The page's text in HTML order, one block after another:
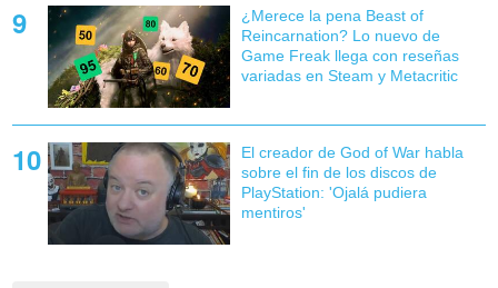
¿Merece la pena Beast of
Reincarnation? Lo nuevo de
Game Freak llega con reseñas
variadas en Steam y Metacritic
El creador de God of War habla
sobre el fin de los discos de
PlayStation: 'Ojalá pudiera
mentiros'